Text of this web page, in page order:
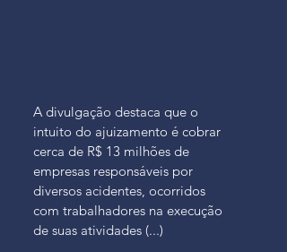
A divulgação destaca que o
intuito do ajuizamento é cobrar
cerca de R$ 13 milhões de
empresas responsáveis por
diversos acidentes, ocorridos
com trabalhadores na execução
de suas atividades (...)